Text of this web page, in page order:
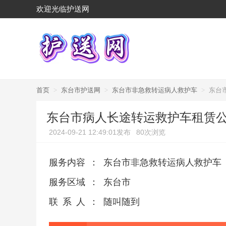
欢迎光临护送网
首页 > 东台市护送网 > 东台市非急救转运病人救护车 > 东台
东台市病人长途转运救护车租赁
2024-09-21 12:49:01发布 80次浏览
服务内容 ：
东台市非急救转运病人救护车
服务区域
：
东台市
联系人
： 随叫随到